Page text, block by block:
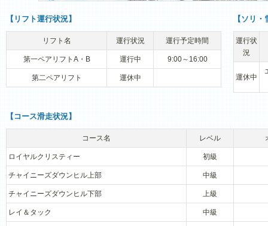
【リフト運行状況】
リフト名 運行状況 運行予定時間
第一ペアリフトA・B 運行中 9:00～16:00
第二ペアリフト 運休中
【ソリ
運行状
況
運休中
【コース滑走状況】
コース名 レベル
ロイヤルクリスティー 初級
チャイニーズダウンヒル上部 中級
チャイニーズダウンヒル下部 上級
レイ＆タック 中級